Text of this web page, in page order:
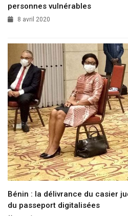
personnes vulnérables
8 avril 2020
Bénin : la délivrance du casier
du passeport digitalisées